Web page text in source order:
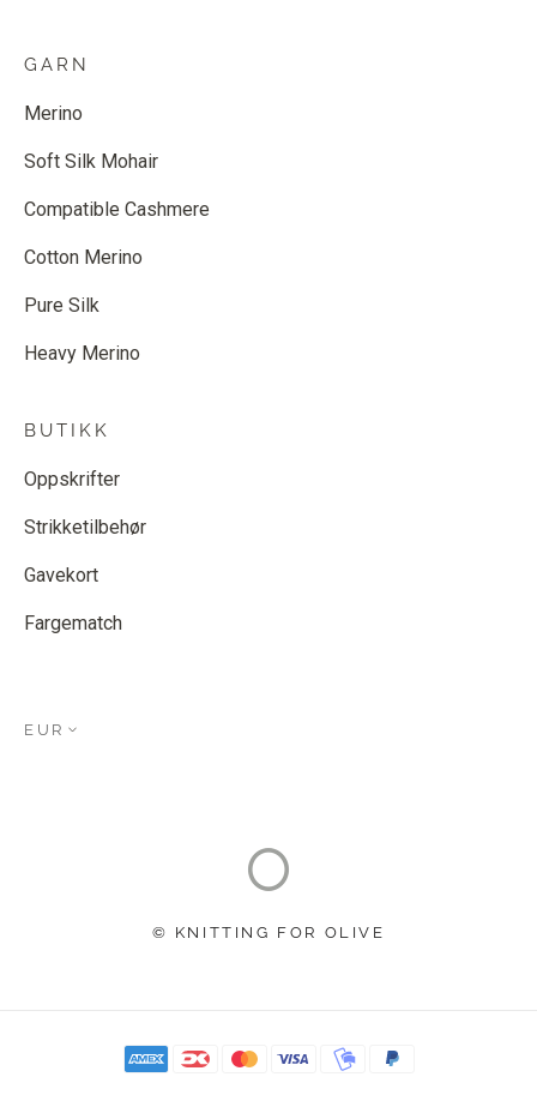
GARN
Merino
Soft Silk Mohair
Compatible Cashmere
Cotton Merino
Pure Silk
Heavy Merino
BUTIKK
Oppskrifter
Strikketilbehør
Gavekort
Fargematch
EUR
© KNITTING FOR OLIVE